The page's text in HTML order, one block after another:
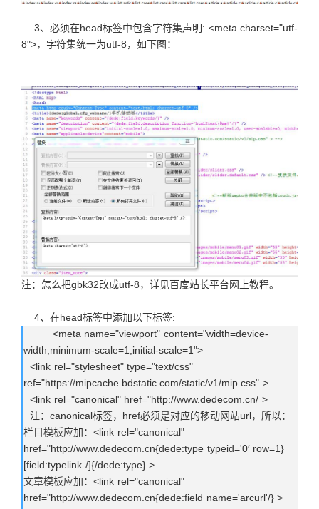
3、必须在head标签中包含字符集声明: <meta charset="utf-
8">，字符集统一为utf-8，如下图：
注：怎么把gbk32改成utf-8，详见百度站长平台网上教程。
4、在head标签中添加以下标签:
<meta name="viewport" content="width=device-
width,minimum-scale=1,initial-scale=1">
<link rel="stylesheet" type="text/css"
ref="https://mipcache.bdstatic.com/static/v1/mip.css" >
<link rel="canonical" href="http://www.dedecom.cn/ >
注：canonical标签，href必须是对应的移动网站url，所以：
栏目模板应加：<link rel="canonical"
href="http://www.dedecom.cn{dede:type typeid='0′ row=1}
[field:typelink /]{/dede:type} >
文章模板应加：<link rel="canonical"
href="http://www.dedecom.cn{dede:field name='arcurl'/} >